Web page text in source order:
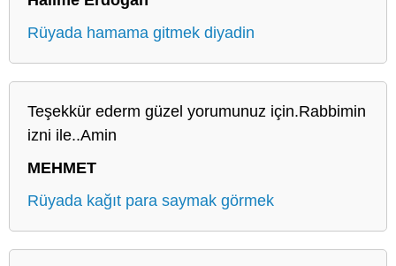
Rüyada hamama gitmek diyadin
Teşekkür ederm güzel yorumunuz için.Rabbimin
izni ile..Amin
MEHMET
Rüyada kağıt para saymak görmek